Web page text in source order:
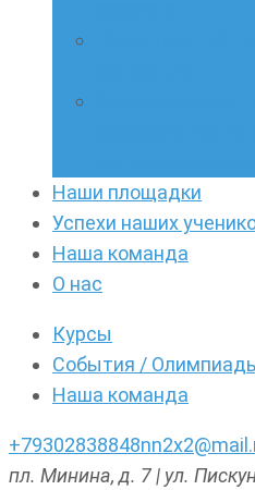
Наши площадки
Успехи наших
Наша команда
О нас
Курсы
События /
Наша команда
+79302838848
пл. Минина, д. 7 | ул.